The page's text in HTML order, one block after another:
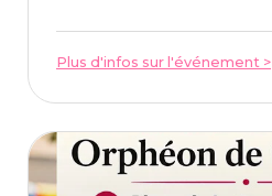
Plus d'infos sur l'événement >